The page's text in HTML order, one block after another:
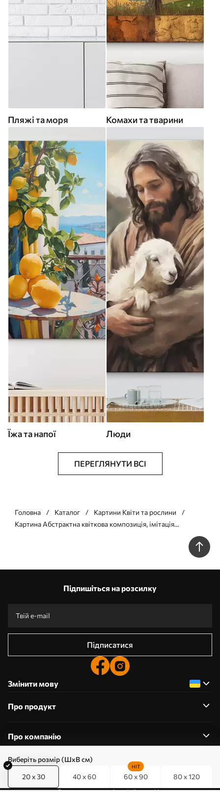
Виберіть розмір (ШхВ см)
20 x 30 40 x 60 60 x 90
HIT
80 x 120
Пляжі та моря Комахи та тварини
Їжа та напої Люди
ПЕРЕГЛЯНУТИ ВСІ
Головна Каталог
Картини Квіти та рослини
Картина Абстрактна квіткова композиція, імітація
Підпишіться на розсилку
Підписатися
Змінити мову
Про продукт
Про компанію
0800357223